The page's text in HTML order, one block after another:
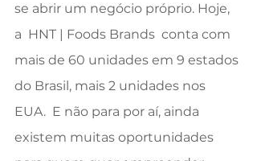
se abrir um negócio próprio. Hoje,
a  HNT | Foods Brands  conta com
mais de 60 unidades em 9 estados
do Brasil, mais 2 unidades nos
EUA.  E não para por aí, ainda
existem muitas oportunidades